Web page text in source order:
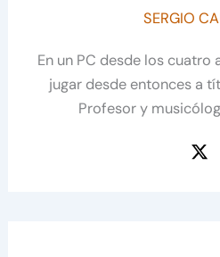
SERGIO
En un PC desde los cuatro
jugar desde entonces a
Profesor y